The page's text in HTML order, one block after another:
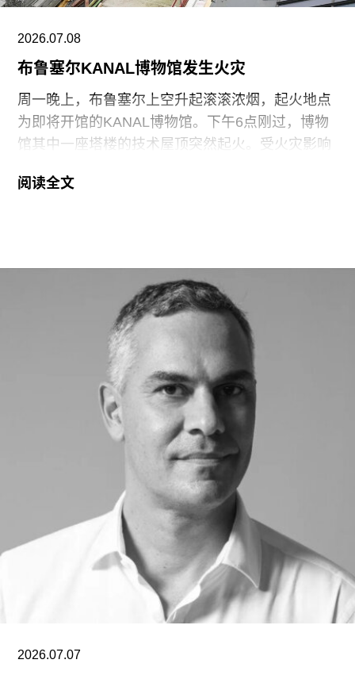
2026.07.08
布鲁塞尔KANAL博物馆发生火灾
周一晚上，布鲁塞尔上空升起滚滚浓烟，起火地点
为即将开馆的KANAL博物馆。下午6点刚过，博物
馆其中一座塔楼的技术屋顶突然起火。受火灾影响
中心的藏品和档案。火灾发生时馆内无人，目前尚
由于消防灭火过程中大量用水，建筑的大部分区域
遭受了严重的水浸损坏。因此，KANAL建筑中心将
无法于11月28日与博物馆其他部分同步开放。
KANAL博物馆定位为一座聚焦现代与当代艺术及建
筑的综合性博物馆，计划同时展出知名艺术家和新
兴艺术家的作品。作为法国蓬皮杜中心的合作伙
伴，在该机构因翻新工程闭馆期间，包括马蒂斯、
蒙德里安和毕加索在内的艺术家约350件作品将借
展至KANAL。博物馆还将设有专门用于表演、舞
蹈、音乐和电影的场地，并配备档案图书馆、版画
工作室以及多家餐厅。
这场火灾并非该机构遭遇的首次挫折。比利时媒体
《Nieuwsblad》报道称，KANAL博物馆的开馆日
期此前已两度延期：第一次是在2023年，原因是许
可证审批问题以及新冠疫情的后续影响；第二次则
如期完成。仅翻修费用而言，KANAL是比利时造价
阅读全文
2026.07.07